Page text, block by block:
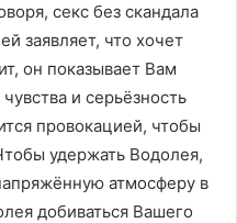
секс без скандала
заявляет, что хочет
он показывает Вам
и серьёзность
провокацией, чтобы
удержать Водолея,
атмосферу в
добиваться Вашего